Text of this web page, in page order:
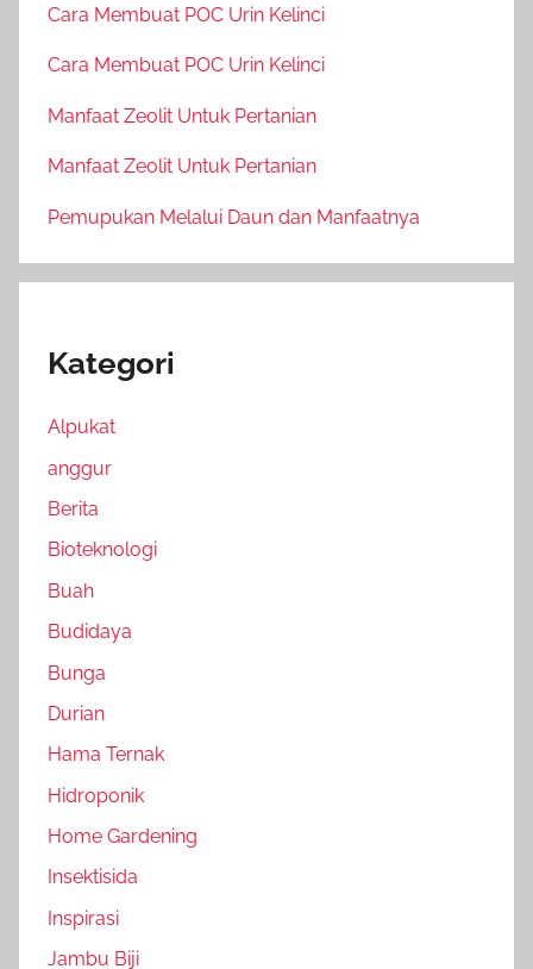
Cara Membuat POC Urin Kelinci
Cara Membuat POC Urin Kelinci
Manfaat Zeolit Untuk Pertanian
Manfaat Zeolit Untuk Pertanian
Pemupukan Melalui Daun dan Manfaatnya
Kategori
Alpukat
anggur
Berita
Bioteknologi
Buah
Budidaya
Bunga
Durian
Hama Ternak
Hidroponik
Home Gardening
Insektisida
Inspirasi
Jambu Biji